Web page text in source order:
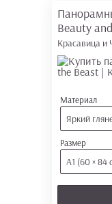
Beauty
Красавица и
Материал
Яркий
Размер
А1 (60 × 84